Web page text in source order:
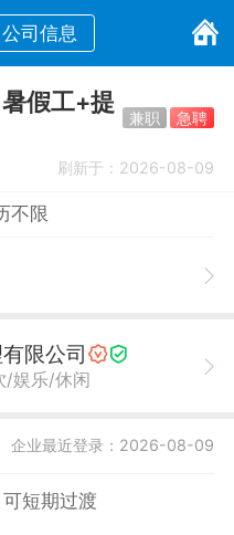
公司信息
假工+提
兼职 急聘
刷新于：2026-08-09
不限
限公司
/娱乐/休闲
企业最近登录：2026-08-09
短期过渡